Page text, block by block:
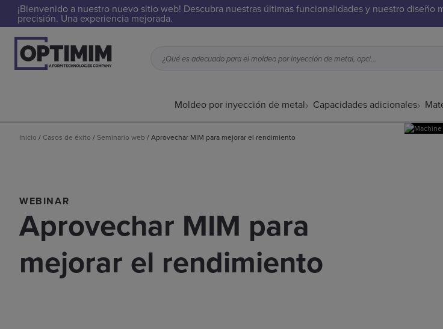
¡Bienvenido a nuestro nuevo sitio web! Descubra nuestras últimas funcionalidades y nuestro diseño
precisión. Una experiencia mejorada.
¿Qué es adecuado para el moldeo por inyección de metal, opciones de acabado superficial, etc.?
Moldeo por inyección de metal Capacidades adicionales
Inicio / Casos de éxito / Seminario web /Aprovechar MIM para mejorar el rendimiento
WEBINAR
Aprovechar MIM para
mejorar el rendimiento